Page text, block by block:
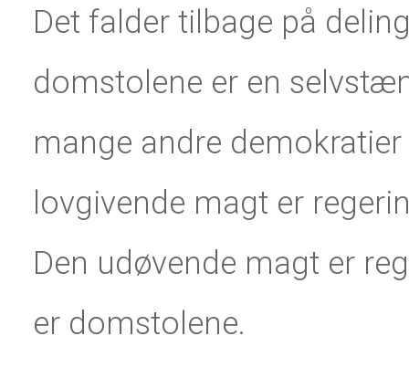
Det falder tilbage på
domstolene er en
mange andre
lovgivende magt er
Den udøvende magt er
er domstolene.